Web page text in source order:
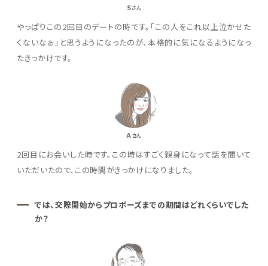
Sさん
やっぱりこの2回目のデートの時です。「この人をこれ以上泣かせた
くないなぁ」と思うようになったのが、本格的に気になるようになっ
たきっかけです。
Aさん
2回目にお会いした時です。この時はすごく親身になって話を聞いて
いただいたので、この時間がきっかけになりました。
では、交際開始からプロポーズまでの期間はどれくらいでした
か？